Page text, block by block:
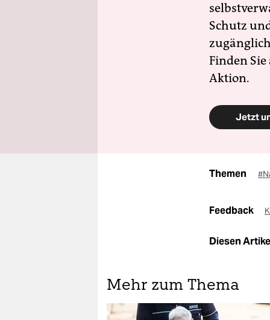
Schutz
Finden
Aktion.
Jetzt
Themen
Feedback
Diesen
Mehr zum Thema